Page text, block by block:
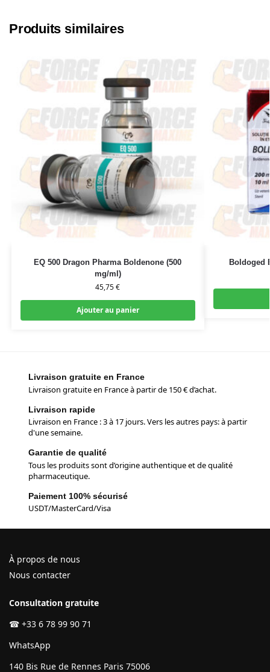
Produits similaires
EQ 500 Dragon Pharma Boldenone (500
mg/ml)
45,75€
Ajouter au panier
Boldoged
Livraison gratuite en France
Livraison gratuite en France à partir de 150 € d’achat.
Livraison rapide
Livraison en France : 3 à 17 jours. Vers les autres pays: à partir
d'une semaine.
Garantie de qualité
Tous les produits sont d’origine authentique et de qualité
pharmaceutique.
Paiement 100% sécurisé
USDT/MasterCard/Visa
À propos de nous
Nous contacter
Consultation gratuite
☎ +33 6 78 99 90 71
WhatsApp
140 Bis Rue de Rennes Paris 75006